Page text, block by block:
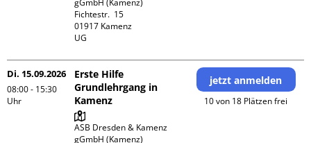
gGmbH (Kamenz)
Fichtestr.  15
01917 Kamenz
UG
Di. 15.09.2026
08:00 - 15:30
Uhr
Erste Hilfe
Grundlehrgang in
Kamenz
ASB Dresden & Kamenz
gGmbH (Kamenz)
jetzt anmelden
10 von 18 Plätzen frei